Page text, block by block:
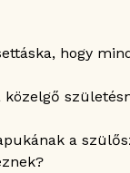
hogy
a